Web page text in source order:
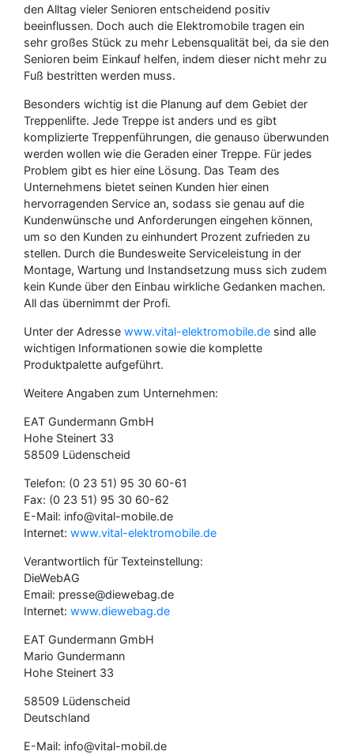
den Alltag vieler Senioren entscheidend positiv
beeinflussen. Doch auch die Elektromobile tragen ein
sehr großes Stück zu mehr Lebensqualität bei, da sie den
Senioren beim Einkauf helfen, indem dieser nicht mehr zu
Fuß bestritten werden muss.
Besonders wichtig ist die Planung auf dem Gebiet der
Treppenlifte. Jede Treppe ist anders und es gibt
komplizierte Treppenführungen, die genauso überwunden
werden wollen wie die Geraden einer Treppe. Für jedes
Problem gibt es hier eine Lösung. Das Team des
Unternehmens bietet seinen Kunden hier einen
hervorragenden Service an, sodass sie genau auf die
Kundenwünsche und Anforderungen eingehen können,
um so den Kunden zu einhundert Prozent zufrieden zu
stellen. Durch die Bundesweite Serviceleistung in der
Montage, Wartung und Instandsetzung muss sich zudem
kein Kunde über den Einbau wirkliche Gedanken machen.
All das übernimmt der Profi.
Unter der Adresse www.vital-elektromobile.de sind alle
wichtigen Informationen sowie die komplette
Produktpalette aufgeführt.
Weitere Angaben zum Unternehmen:
EAT Gundermann GmbH
Hohe Steinert 33
58509 Lüdenscheid
Telefon: (0 23 51) 95 30 60-61
Fax: (0 23 51) 95 30 60-62
E-Mail: info@vital-mobile.de
Internet: www.vital-elektromobile.de
Verantwortlich für Texteinstellung:
DieWebAG
Email: presse@diewebag.de
Internet: www.diewebag.de
EAT Gundermann GmbH
Mario Gundermann
Hohe Steinert 33
58509 Lüdenscheid
Deutschland
E-Mail: info@vital-mobil.de